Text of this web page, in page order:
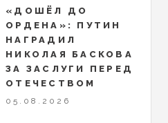
«ДОШЁЛ ДО
ОРДЕНА»: ПУТИН
НАГРАДИЛ
НИКОЛАЯ БАСКОВА
ЗА ЗАСЛУГИ ПЕРЕД
ОТЕЧЕСТВОМ
05.08.2026